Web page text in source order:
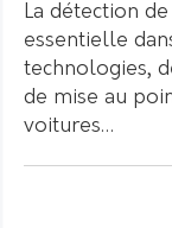
La détection
essentielle
technologies,
de mise au
voitures…